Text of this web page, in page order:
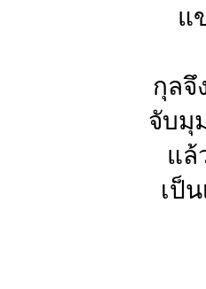
แ
กุลจึ
จับมุ
แล้
เป็